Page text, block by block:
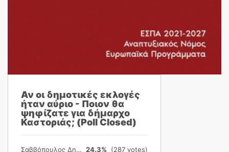
Αν οι δημοτικές εκλογές
ήταν αύριο - Ποιον θα
ψηφίζατε για δήμαρχο
Καστοριάς; (Poll Closed)
Σαββόπουλος Δημήτρης 24.3% (287 votes)